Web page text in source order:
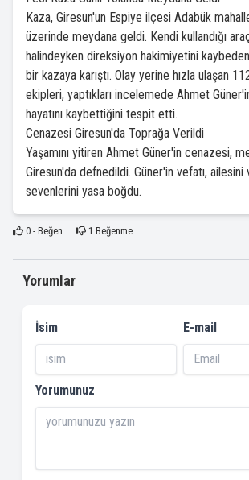
​Kaza, Giresun'un Espiye ilçesi Adabük
üzerinde meydana geldi. Kendi kullandığı
halindeyken direksiyon hakimiyetini
bir kazaya karıştı. Olay yerine hızla ulaşan
ekipleri, yaptıkları incelemede Ahmet
hayatını kaybettiğini tespit etti.
​Cenazesi Giresun'da Toprağa Verildi
​Yaşamını yitiren Ahmet Güner'in cenazesi,
Giresun'da defnedildi. Güner'in vefatı,
sevenlerini yasa boğdu.
0- Beğen 1 Beğenme
Yorumlar
İsim E-mail
Yorumunuz